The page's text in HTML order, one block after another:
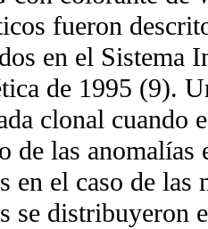
fueron
en el Sistema
de 1995 (9).
clonal cuando
de las
en el caso de
se distribuyeron